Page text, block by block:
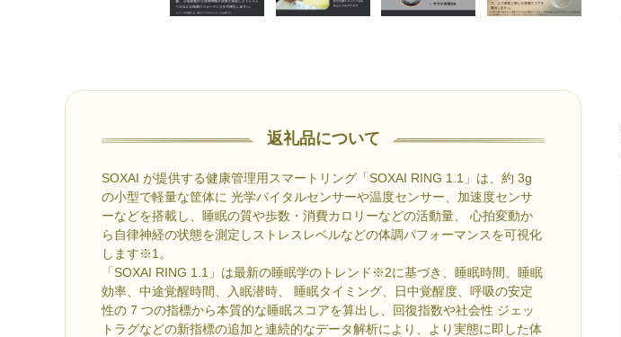
返礼品について
SOXAI が提供する健康管理用スマートリング「SOXAI RING 1.1」は、約 3g
の小型で軽量な筐体に 光学バイタルセンサーや温度センサー、加速度センサ
ーなどを搭載し、睡眠の質や歩数・消費カロリーなどの活動量、 心拍変動か
ら自律神経の状態を測定しストレスレベルなどの体調パフォーマンスを可視化
します※1。
「SOXAI RING 1.1」は最新の睡眠学のトレンド※2に基づき、睡眠時間、睡眠
効率、中途覚醒時間、入眠潜時、 睡眠タイミング、日中覚醒度、呼吸の安定
性の 7 つの指標から本質的な睡眠スコアを算出し、回復指数や社会性 ジェッ
トラグなどの新指標の追加と連続的なデータ解析により、より実態に即した体